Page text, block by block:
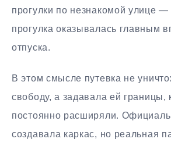
прогулки по незнакомой улице —
прогулка оказывалась главным
отпуска.
В этом смысле путевка не
свободу, а задавала ей границы,
постоянно расширяли.
создавала каркас, но реальная